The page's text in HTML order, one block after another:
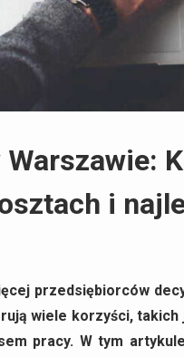
i
przedsiębiorców
wiele korzyści,
pracy. W tym